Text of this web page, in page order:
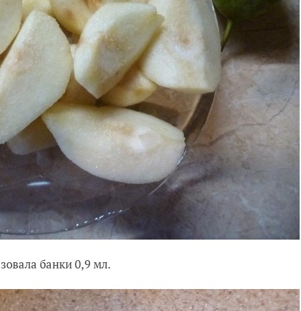
банки 0,9 мл.